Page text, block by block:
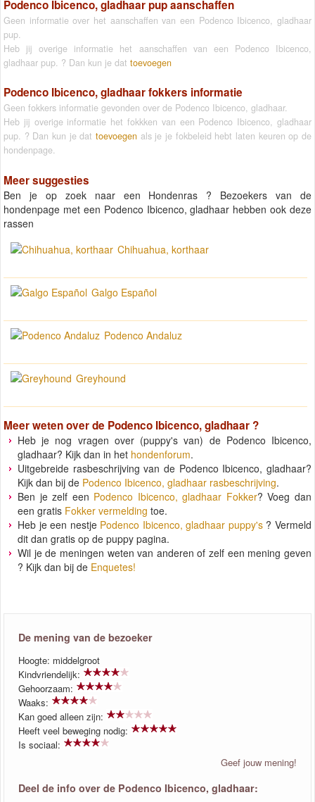
Podenco Ibicenco, gladhaar pup aanschaffen
Geen informatie over het aanschaffen van een Podenco Ibicenco, gladhaar
pup.
Heb jij overige informatie het aanschaffen van een Podenco Ibicenco,
gladhaar pup. ? Dan kun je dat toevoegen
Podenco Ibicenco, gladhaar fokkers informatie
Geen fokkers informatie gevonden over de Podenco Ibicenco, gladhaar.
Heb jij overige informatie het fokkken van een Podenco Ibicenco, gladhaar
pup. ? Dan kun je dat toevoegen als je je fokbeleid hebt laten keuren op de
hondenpage.
Meer suggesties
Ben je op zoek naar een Hondenras ? Bezoekers van de
hondenpage met een Podenco Ibicenco, gladhaar hebben ook deze
rassen
Chihuahua, korthaar
Galgo Español
Podenco Andaluz
Greyhound
Meer weten over de Podenco Ibicenco, gladhaar ?
Heb je nog vragen over (puppy's van) de Podenco Ibicenco,
gladhaar? Kijk dan in het hondenforum.
Uitgebreide rasbeschrijving van de Podenco Ibicenco, gladhaar?
Kijk dan bij de Podenco Ibicenco, gladhaar rasbeschrijving.
Ben je zelf een Podenco Ibicenco, gladhaar Fokker? Voeg dan
een gratis Fokker vermelding toe.
Heb je een nestje Podenco Ibicenco, gladhaar puppy's? Vermeld
dit dan gratis op de puppy pagina.
Wil je de meningen weten van anderen of zelf een mening geven
? Kijk dan bij de Enquetes!
De mening van de bezoeker
Hoogte: middelgroot
Kindvriendelijk:
Gehoorzaam:
Waaks:
Kan goed alleen zijn:
Heeft veel beweging nodig:
Is sociaal:
Geef jouw mening!
Deel de info over de Podenco Ibicenco, gladhaar: